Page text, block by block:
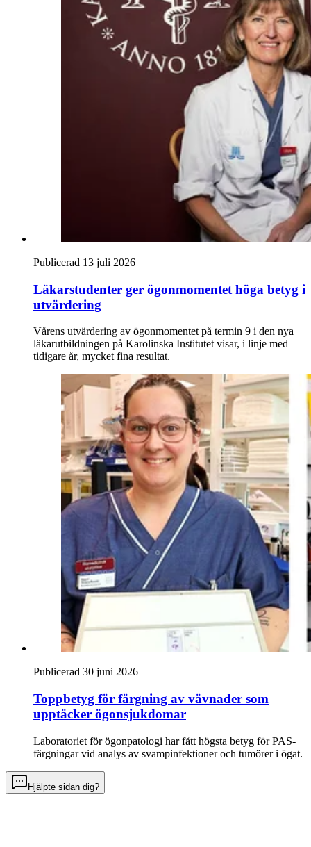
Publicerad 13 juli 2026
Läkarstudenter ger ögonmomentet höga betyg i
utvärdering
Vårens utvärdering av ögonmomentet på termin 9 i den nya
läkarutbildningen på Karolinska Institutet visar, i linje med
tidigare år, mycket fina resultat.
Publicerad 30 juni 2026
Toppbetyg för färgning av vävnader som
upptäcker ögonsjukdomar
Laboratoriet för ögonpatologi har fått högsta betyg för PAS-
färgningar vid analys av svampinfektioner och tumörer i ögat.
Hjälpte sidan dig?